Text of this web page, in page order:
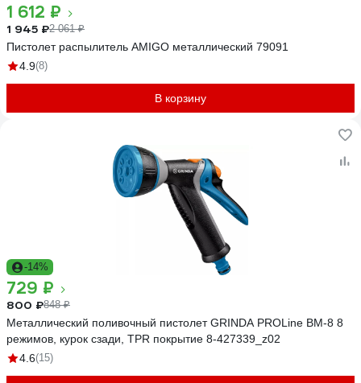
1 612 ₽
1 945 ₽2 061 ₽
Пистолет распылитель AMIGO металлический 79091
4.9(8)
В корзину
-14%
729 ₽
800 ₽848 ₽
Металлический поливочный пистолет GRINDA PROLine BM-8 8
режимов, курок сзади, TPR покрытие 8-427339_z02
4.6(15)